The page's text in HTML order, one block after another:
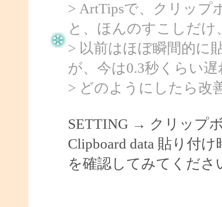
> ArtTipsで、クリップ
と、ほんのすこしだ
> 以前はほぼ瞬間的に
が、今は0.3秒くらい
> どのようにしたら改
SETTING → クリップ
Clipboard data 貼り付
を確認してみてくださ